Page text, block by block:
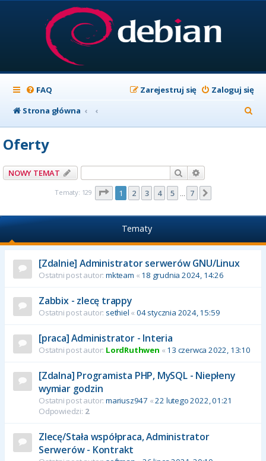
FAQ Zaloguj się
Zarejestruj się
Strona główna
z
Oferty
NOWY TEMAT Szukaj
Tematy: 129 Strona z7
1 2 3 4 5 7
Tematy
[Zdalnie] Administrator serwerów GNU/Linux
Ostatni post autor: mkteam « 18 grudnia 2024, 14:26
Zabbix - zlecę trappy
Ostatni post autor: sethiel «04 stycznia 2024, 15:59
[praca] Administrator - Interia
Ostatni post autor: LordRuthwen « 13 czerwca 2022, 13:10
[Zdalna] Programista PHP, MySQL - Niepłeny
wymiar godzin
Ostatni post autor: mariusz947 «22 lutego 2022, 01:21
Odpowiedzi: 2
Zlecę/Stała współpraca, Administrator
Serwerów - Kontrakt